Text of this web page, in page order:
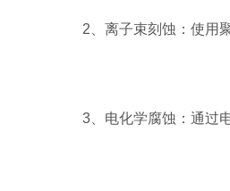
2、离子束刻蚀：使用聚
3、电化学腐蚀：通过电